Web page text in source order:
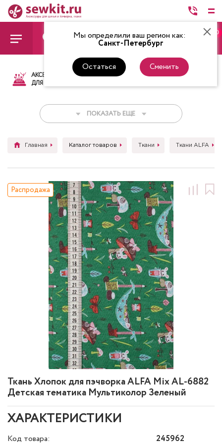
Мы определили ваш регион как:
Санкт-Петербург
Остаться Сменить
0
АКСЕССУАРЫ
ДЛЯ ШИТЬЯ
ТКАНИ НИТКИ
ПОКАЗАТЬ ЕЩЕ
Главная Каталог товаров Ткани Ткани ALFA
Ткань Хлопок для пэчворка ALFA Mix AL-6882
Детская тематика Мультиколор Зеленый
Распродажа
ХАРАКТЕРИСТИКИ
Код товара:
245962